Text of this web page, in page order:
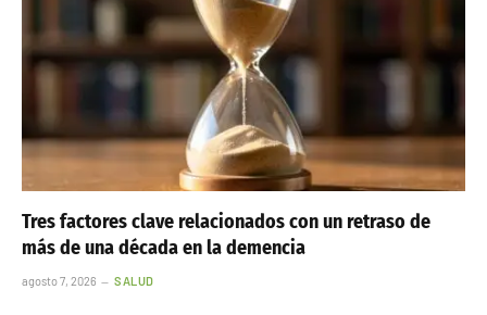
Tres factores clave relacionados con un retraso de
más de una década en la demencia
agosto 7, 2026 SALUD